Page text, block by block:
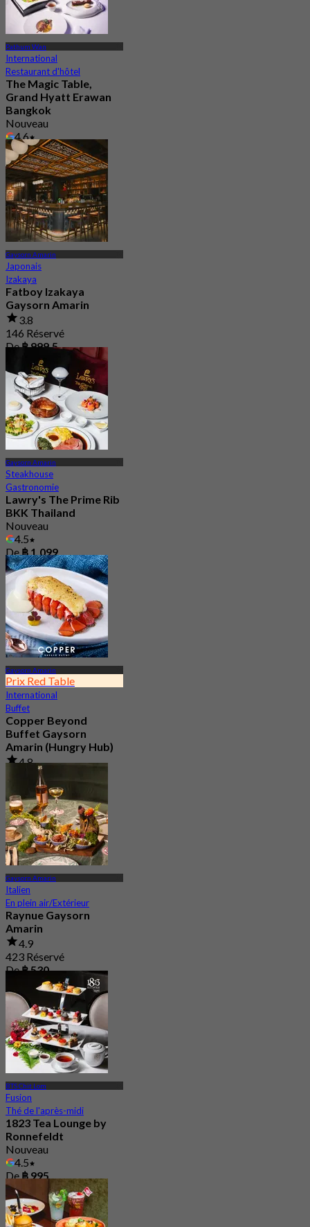
Pathum Wan
International
Restaurant d'hôtel
The Magic Table,
Grand Hyatt Erawan
Bangkok
Nouveau
4.6
De
฿ 2,237
Gaysorn Amarin
Japonais
Izakaya
Fatboy Izakaya
Gaysorn Amarin
3.8
146 Réservé
De฿ 999.5
Gaysorn Amarin
Steakhouse
Gastronomie
Lawry's The Prime Rib
BKK Thailand
Nouveau
4.5
De ฿ 1,099
Gaysorn Amarin
Prix Red Table
International
Buffet
Copper Beyond
Buffet Gaysorn
Amarin (Hungry Hub)
4.8
159.5K Réservé
฿ 659
Gaysorn Amarin
Italien
En plein air/Extérieur
Raynue Gaysorn
Amarin
4.9
423 Réservé
De฿ 530
BTS Chit Lom
Fusion
Thé de l'après-midi
1823 Tea Lounge by
Ronnefeldt
Nouveau
4.5
De ฿ 995